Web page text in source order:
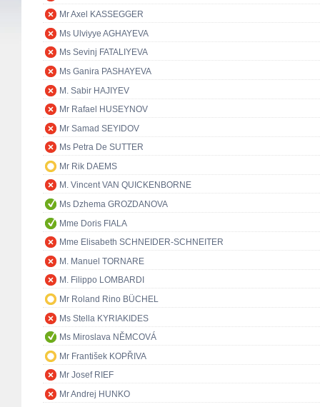
Mr Axel KASSEGGER
Ms Ulviyye AGHAYEVA
Ms Sevinj FATALIYEVA
Ms Ganira PASHAYEVA
M. Sabir HAJIYEV
Mr Rafael HUSEYNOV
Mr Samad SEYIDOV
Ms Petra De SUTTER
Mr Rik DAEMS
M. Vincent VAN QUICKENBORNE
Ms Dzhema GROZDANOVA
Mme Doris FIALA
Mme Elisabeth SCHNEIDER-SCHNEITER
M. Manuel TORNARE
M. Filippo LOMBARDI
Mr Roland Rino BÜCHEL
Ms Stella KYRIAKIDES
Ms Miroslava NĚMCOVÁ
Mr František KOPŘIVA
Mr Josef RIEF
Mr Andrej HUNKO